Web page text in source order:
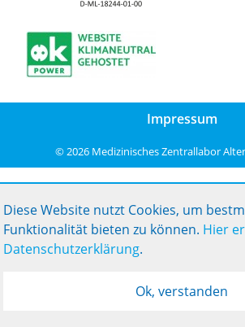
Diese Website nutzt Cookies, um
Funktionalität bieten zu können. Hier
Datenschutzerklärung.
Ok, verstanden
Impressum
©2026 Medizinisches Zentrallabor